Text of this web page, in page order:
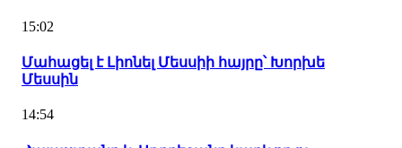
15:02
Մահացել է Լիոնել Մեսսիի հայրը՝ Խորխե
Մեսսին
14:54